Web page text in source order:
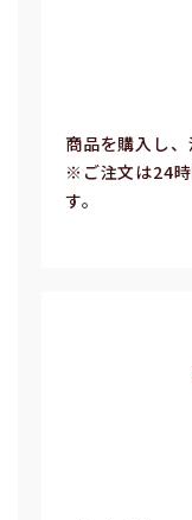
商品を購入し、
※ご注⽂は24
す。